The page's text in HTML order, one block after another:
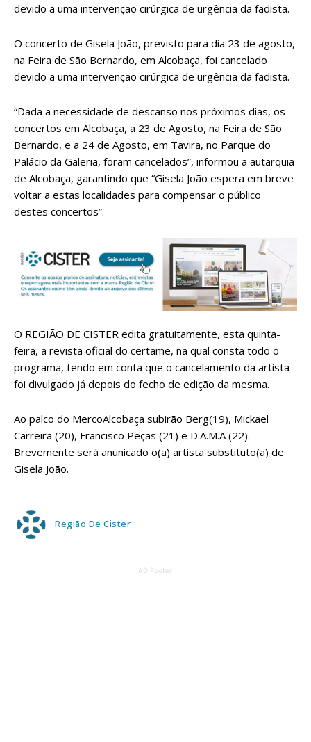
devido a uma intervenção cirúrgica de urgência da fadista.
O concerto de Gisela João, previsto para dia 23 de agosto,
na Feira de São Bernardo, em Alcobaça, foi cancelado
devido a uma intervenção cirúrgica de urgência da fadista.
“Dada a necessidade de descanso nos próximos dias, os
concertos em Alcobaça, a 23 de Agosto, na Feira de São
Bernardo, e a 24 de Agosto, em Tavira, no Parque do
Palácio da Galeria, foram cancelados”, informou a autarquia
de Alcobaça, garantindo que “Gisela João espera em breve
voltar a estas localidades para compensar o público
destes concertos”.
O REGIÃO DE CISTER edita gratuitamente, esta quinta-
feira, a revista oficial do certame, na qual consta todo o
programa, tendo em conta que o cancelamento da artista
foi divulgado já depois do fecho de edição da mesma.
Ao palco do MercoAlcobaça subirão Berg(19), Mickael
Carreira (20), Francisco Peças (21) e D.A.M.A (22).
Brevemente será anunicado o(a) artista substituto(a) de
Gisela João.
Região De Cister
AD Footer